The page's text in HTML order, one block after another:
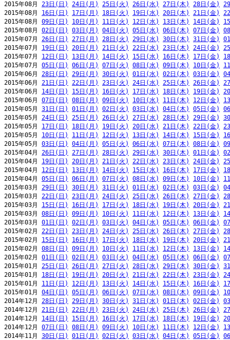
2015年08月 23日(日) 24日(月) 25日(火) 26日(水) 27日(木) 28日(金)
2015年08月 16日(日) 17日(月) 18日(火) 19日(水) 20日(木) 21日(金)
2015年08月 09日(日) 10日(月) 11日(火) 12日(水) 13日(木) 14日(金)
2015年08月 02日(日) 03日(月) 04日(火) 05日(水) 06日(木) 07日(金)
2015年07月 26日(日) 27日(月) 28日(火) 29日(水) 30日(木) 31日(金)
2015年07月 19日(日) 20日(月) 21日(火) 22日(水) 23日(木) 24日(金)
2015年07月 12日(日) 13日(月) 14日(火) 15日(水) 16日(木) 17日(金)
2015年07月 05日(日) 06日(月) 07日(火) 08日(水) 09日(木) 10日(金)
2015年06月 28日(日) 29日(月) 30日(火) 01日(水) 02日(木) 03日(金)
2015年06月 21日(日) 22日(月) 23日(火) 24日(水) 25日(木) 26日(金)
2015年06月 14日(日) 15日(月) 16日(火) 17日(水) 18日(木) 19日(金)
2015年06月 07日(日) 08日(月) 09日(火) 10日(水) 11日(木) 12日(金)
2015年05月 31日(日) 01日(月) 02日(火) 03日(水) 04日(木) 05日(金)
2015年05月 24日(日) 25日(月) 26日(火) 27日(水) 28日(木) 29日(金)
2015年05月 17日(日) 18日(月) 19日(火) 20日(水) 21日(木) 22日(金)
2015年05月 10日(日) 11日(月) 12日(火) 13日(水) 14日(木) 15日(金)
2015年05月 03日(日) 04日(月) 05日(火) 06日(水) 07日(木) 08日(金)
2015年04月 26日(日) 27日(月) 28日(火) 29日(水) 30日(木) 01日(金)
2015年04月 19日(日) 20日(月) 21日(火) 22日(水) 23日(木) 24日(金)
2015年04月 12日(日) 13日(月) 14日(火) 15日(水) 16日(木) 17日(金)
2015年04月 05日(日) 06日(月) 07日(火) 08日(水) 09日(木) 10日(金)
2015年03月 29日(日) 30日(月) 31日(火) 01日(水) 02日(木) 03日(金)
2015年03月 22日(日) 23日(月) 24日(火) 25日(水) 26日(木) 27日(金)
2015年03月 15日(日) 16日(月) 17日(火) 18日(水) 19日(木) 20日(金)
2015年03月 08日(日) 09日(月) 10日(火) 11日(水) 12日(木) 13日(金)
2015年03月 01日(日) 02日(月) 03日(火) 04日(水) 05日(木) 06日(金)
2015年02月 22日(日) 23日(月) 24日(火) 25日(水) 26日(木) 27日(金)
2015年02月 15日(日) 16日(月) 17日(火) 18日(水) 19日(木) 20日(金)
2015年02月 08日(日) 09日(月) 10日(火) 11日(水) 12日(木) 13日(金)
2015年02月 01日(日) 02日(月) 03日(火) 04日(水) 05日(木) 06日(金)
2015年01月 25日(日) 26日(月) 27日(火) 28日(水) 29日(木) 30日(金)
2015年01月 18日(日) 19日(月) 20日(火) 21日(水) 22日(木) 23日(金)
2015年01月 11日(日) 12日(月) 13日(火) 14日(水) 15日(木) 16日(金)
2015年01月 04日(日) 05日(月) 06日(火) 07日(水) 08日(木) 09日(金)
2014年12月 28日(日) 29日(月) 30日(火) 31日(水) 01日(木) 02日(金)
2014年12月 21日(日) 22日(月) 23日(火) 24日(水) 25日(木) 26日(金)
2014年12月 14日(日) 15日(月) 16日(火) 17日(水) 18日(木) 19日(金)
2014年12月 07日(日) 08日(月) 09日(火) 10日(水) 11日(木) 12日(金)
2014年11月 30日(日) 01日(月) 02日(火) 03日(水) 04日(木) 05日(金)